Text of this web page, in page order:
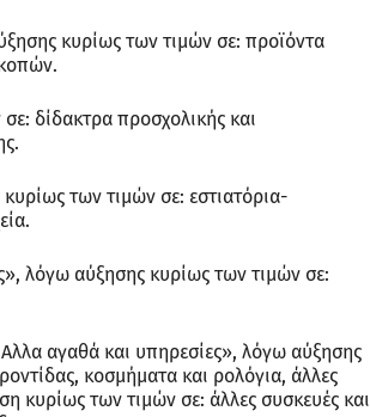
κυρίως των τιμών σε: προϊόντα
δίδακτρα προσχολικής και
των τιμών σε: εστιατόρια-
λόγω αύξησης κυρίως των τιμών σε:
αγαθά και υπηρεσίες», λόγω αύξησης
κοσμήματα και ρολόγια, άλλες
κυρίως των τιμών σε: άλλες συσκευές και